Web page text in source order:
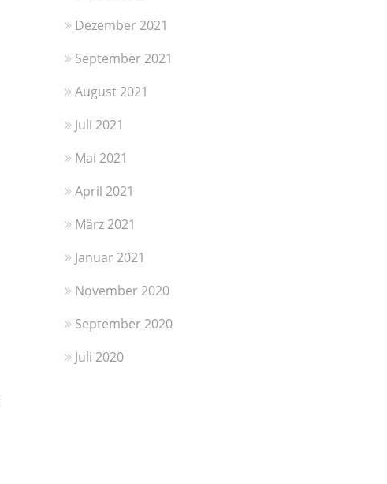
Dezember 2021
September 2021
August 2021
Juli 2021
Mai 2021
April 2021
März 2021
Januar 2021
November 2020
September 2020
Juli 2020